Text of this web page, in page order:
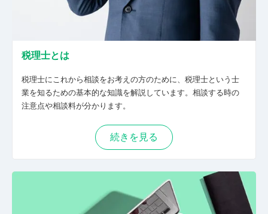
的に記帳代行を請け負うことを想定していませ
ん。なぜなら自社で記帳を行うことにより、
日々のお金の流れや営業成績などの重要な情報
をリアルに掴むことができるからです。会計事
務所が作る試算表は、報告する時点で、過去数
値です。私はその過去の数値をベースに、現状
や将来の数値について、打合せをすることの方
が、有用だと感じています。 常に経営者様の立
は専門職ではありますが、偉いわけではありま
せん。私は、常に経営者様と同じ立場・目線
用語は必要ありません。周りになんと言われよ
うと、経営者様にとっての最善が、私の最善だ
税理士とは
税理士にこれから相談をお考えの方のために、税理士という士
業を知るための基本的な知識を解説しています。相談する時の
注意点や相談料が分かります。
続きを見る